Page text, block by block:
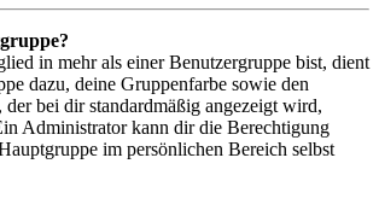
in mehr als einer Benutzergruppe bist, dient
dazu, deine Gruppenfarbe sowie den
der bei dir standardmäßig angezeigt wird,
Administrator kann dir die Berechtigung
im persönlichen Bereich selbst